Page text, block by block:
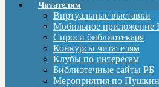
Читателям
Виртуальные выставки
Мобильное приложение
Спроси библиотекаря
Конкурсы читателям
Клубы по интересам
Библиотечные сайты РБ
Мероприятия по